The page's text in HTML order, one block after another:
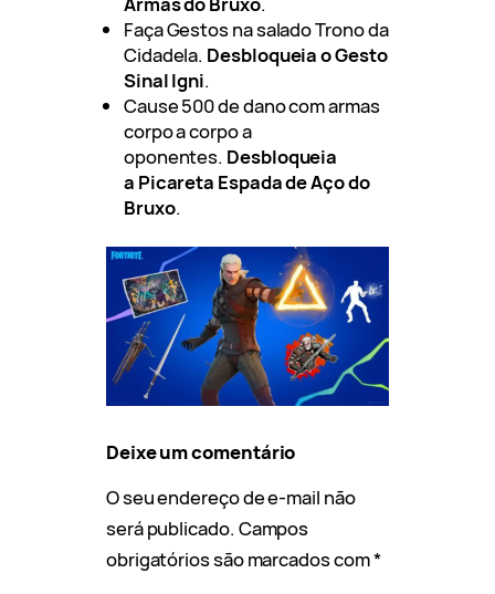
Faça Gestos na salado Trono da
Cidadela. Desbloqueia o Gesto
Sinal Igni.
Cause 500 de dano com armas
corpo a corpo a
oponentes. Desbloqueia
a Picareta Espada de Aço do
Bruxo.
Deixe um comentário
O seu endereço de e-mail não
será publicado. Campos
obrigatórios são marcados com*